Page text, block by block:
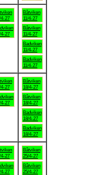
27
27
Båtviken
11/4-27
Båtviken
11/4-27
Badviken
11/4-27
Badviken
11/4-27
27
27
Båtviken
18/4-27
Båtviken
18/4-27
Badviken
18/4-27
Badviken
18/4-27
27
27
Båtviken
25/4-27
Båtviken
25/4-27